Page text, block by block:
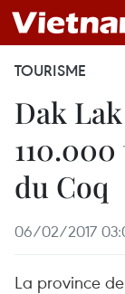
TOURISME
Dak
du Coq
06/02/2017
La province